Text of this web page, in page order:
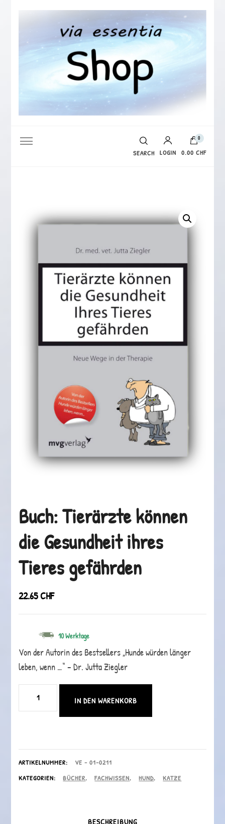
SEARCH LOGIN
0
0.00 CHF
Buch: Tierärzte können
die Gesundheit ihres
Tieres gefährden
22.65CHF
10 Werktage
Von der Autorin des Bestsellers „Hunde würden länger
leben, wenn …“ – Dr. Jutta Ziegler
Buch:
Tierärzte
die
Gesundheit
ihres
IN DEN WARENKORB
ARTIKELNUMMER:
VE - 01-0211
KATEGORIEN:
BÜCHER, FACHWISSEN, HUND, KATZE
BESCHREIBUNG